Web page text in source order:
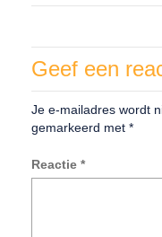
Geef een
Je e-mailadres wordt
gemarkeerd met *
Reactie *